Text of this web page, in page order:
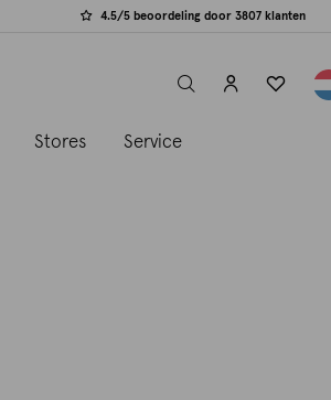
4.5/5 beoordeling door 3807 klanten
label.header.toggle
Stores Service